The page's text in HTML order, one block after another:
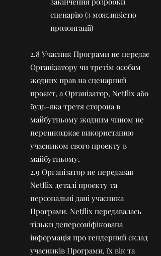
сценарію (з можливістю
пролонгації)
2.8 Учасник Програми не передає
Організатору чи третім особам
жодних прав на сценарний
проєкт, а Організатор, Netflix або
будь-яка третя сторона в
майбутньому жодним чином не
перешкоджає використанню
учасником свого проєкту в
майбутньому.
2.9 Організатор не передавав
Netflix деталі проєкту та
персональні дані учасника
Програми. Netflix передавалась
тільки деперсоніфікована
інформація про гендерний склад
учасників Програми, їх вік та